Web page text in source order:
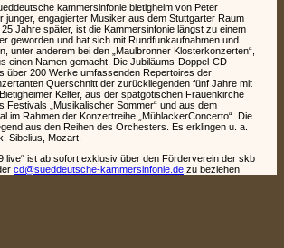
kammersinfonie bietigheim von Peter
junger, engagierter Musiker aus dem Stuttgarter Raum
Jahre später, ist die Kammersinfonie längst zu einem
geworden und hat sich mit Rundfunkaufnahmen und
unter anderem bei den „Maulbronner Klosterkonzerten“,
einen Namen gemacht. Die Jubiläums-Doppel-CD
über 200 Werke umfassenden Repertoires der
Querschnitt der zurückliegenden fünf Jahre mit
Kelter, aus der spätgotischen Frauenkirche
Festivals „Musikalischer Sommer“ und aus dem
im Rahmen der Konzertreihe „MühlackerConcerto“. Die
aus den Reihen des Orchesters. Es erklingen u. a.
Sibelius, Mozart.
live“ ist ab sofort exklusiv über den Förderverein der skb
cd@sueddeutsche-kammersinfonie.de zu beziehen.